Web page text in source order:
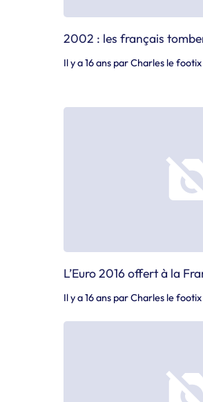
2002 : les français
Il y a 16 ans parCharles le footix
L’Euro 2016 offert à la
Il y a 16 ans parCharles le footix